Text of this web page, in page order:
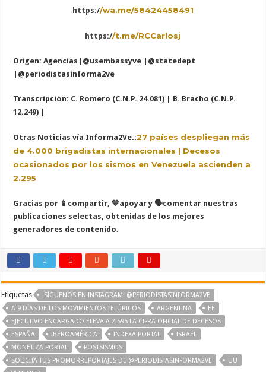
https://wa.me/58424458491
https://t.me/RCCarlosj
Origen: Agencias |@usembassyve |@statedept
|@periodistasinforma2ve
Transcripción: C. Romero (C.N.P. 24.081) | B. Bracho (C.N.P.
12.249) |
Otras Noticias vía Informa2Ve.:27 países despliegan más
de 4.000 brigadistas internacionales | Decesos
ocasionados por los sismos en Venezuela ascienden a
2.295
Gracias por 📱 compartir,💙apoyar y 🗣️comentar nuestras
publicaciones selectas, obtenidas de los mejores
generadores de contenido.
Etiquetas
¡SÍGUENOS EN INSTAGRAM! @PERIODISTASINFORMA2VE
A 9 DÍAS DE LOS MOVIMIENTOS TELÚRICOS
ARGENTINA
EE
EJECUTIVO ENCARGADO ELEVA A 2.595 LA CIFRA OFICIAL DE DECESOS
ESPAÑA
IBEROAMÉRICA INDEXA PORTAL
ISRAEL
MONETIZA PORTAL
POSTSISMOS
SOLICITA TUS PROMORREPORTAJES DE @PERIODISTASINFORMA2VE
UU